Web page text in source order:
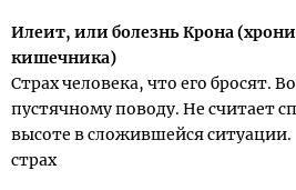
Илеит, или болезнь Крона
кишечника)
Страх человека, что его бросят.
пустячному поводу. Не считает
высоте в сложившейся ситуации.
страх